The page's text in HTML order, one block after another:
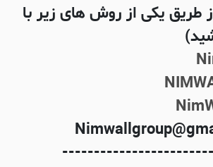
طریق یکی از روش های زیر با